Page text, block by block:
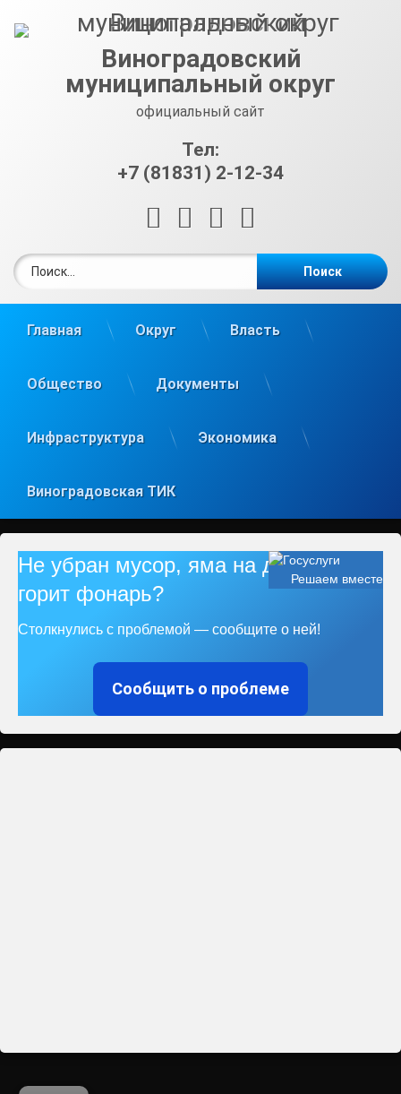
Виноградовский
муниципальный округ
официальный сайт
Тел:
+7 (81831) 2-12-34
RSS E-mailВКонтакте
Главная Округ Власть
Общество Документы
Инфраструктура Экономика
Виноградовская ТИК
Решаем вместе
Не убран мусор, яма на дороге, не
горит фонарь?
Столкнулись с проблемой — сообщите о ней!
Сообщить о проблеме